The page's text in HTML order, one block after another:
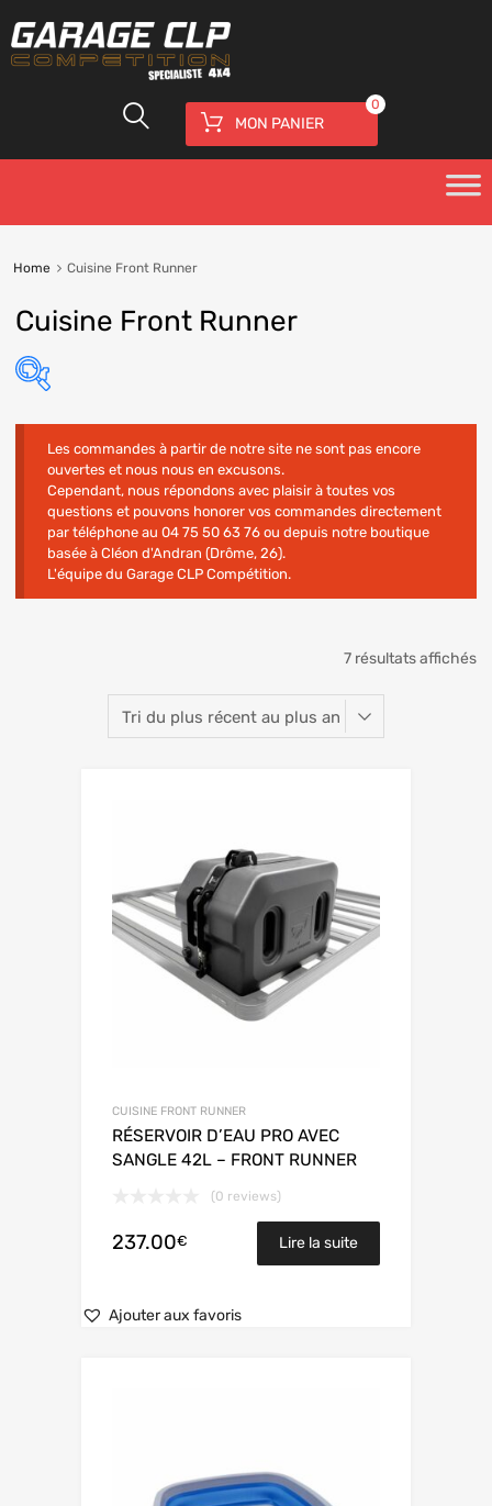
MON PANIER
0
Home Cuisine Front Runner
Cuisine Front Runner
Les commandes à partir de notre site ne sont pas encore
ouvertes et nous nous en excusons.
Cependant, nous répondons avec plaisir à toutes vos
questions et pouvons honorer vos commandes directement
par téléphone au 04 75 50 63 76 ou depuis notre boutique
basée à Cléon d'Andran (Drôme, 26).
L'équipe du Garage CLP Compétition.
7 résultats affichés
CUISINE FRONT RUNNER
RÉSERVOIR D’EAU PRO AVEC
SANGLE 42L – FRONT RUNNER
(0 reviews)
237.00€ Lire la suite
Ajouter aux favoris